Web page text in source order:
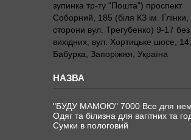
зупинка тр-ту "Пошта") проспект
Соборний, 185 (біля КЗ ім. Глінки,
сторони вул. Трегубенко) 9-17 без
вихідних, вул. Хортицьке шосе, 14,
Бабурка, Запоріжжя, Україна
"БУДУ МАМОЮ" 7000 Все для
Одяг та білизна для вагітних та
Сумки в пологовий